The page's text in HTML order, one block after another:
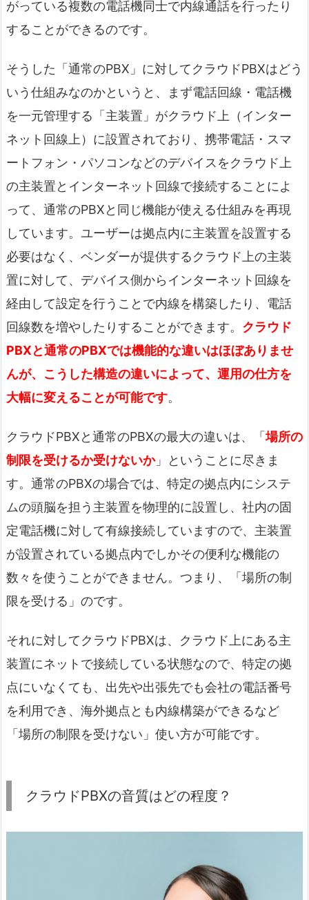
がっている複数の電話機同士で内線通話を行ったり
することができるのです。
そうした「通常のPBX」に対してクラウドPBXはどう
いう仕組みなのかというと、まず電話回線・電話機
を一元管理する「主装置」がクラウド上（インター
ネット回線上）に設置されており、携帯電話・スマ
ートフォン・パソコンなどのデバイスをクラウド上
の主装置とインターネット回線で接続することによ
って、通常のPBXと同じ機能が使える仕組みを再現
しています。ユーザーは拠点内に主装置を設置する
必要はなく、ベンダーが提供するクラウド上の主装
置に対して、デバイス側からインターネット回線を
経由して設定を行うことで内線を構築したり、電話
回線数を増やしたりすることができます。 クラウド
PBXと通常のPBXでは機能的な違いはほぼありませ
んが、こうした構造の違いによって、運用の仕方を
大幅に変えることが可能です。
クラウドPBXと通常のPBXの最大の違いは、「場所の
制限を受けるか受けないか」ということに尽きま
す。通常のPBXの場合では、特定の拠点内にシステ
ムの頭脳を担う主装置を物理的に設置し、社内の固
定電話機に対して有線接続していますので、主装置
が設置されている拠点内でしかその便利な機能の
数々を使うことができません。つまり、「場所の制
限を受ける」のです。
それに対してクラウドPBXは、クラウド上にある主
装置にネットで接続している状態なので、特定の拠
点にいなくても、出先や出張先でも会社の電話番号
を利用でき、海外拠点とも内線構築ができるなど
「場所の制限を受けない」使い方が可能です。
クラウドPBXの音質はどの程度？